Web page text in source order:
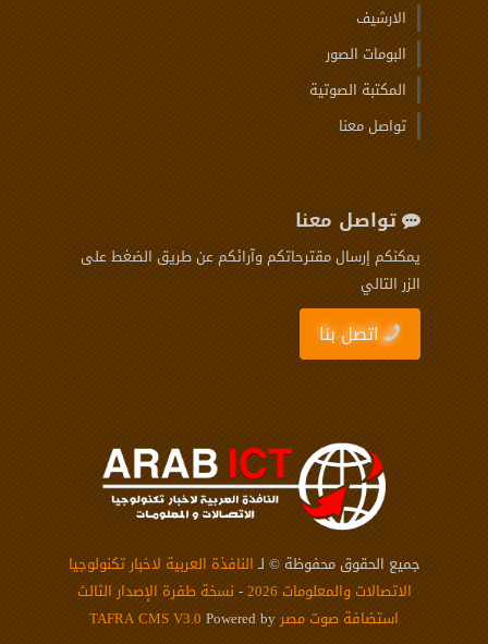
الارشيف
البومات الصور
المكتبة الصوتية
تواصل معنا
تواصل معنا
يمكنكم إرسال مقترحاتكم وآرائكم عن طريق الضغط على
الزر التالي
اتصل بنا
جميع الحقوق محفوظة © لـالنافذة العربية لاخبار تكنولوجيا
الاتصالات والمعلومات 2026
- نسخة طفرة الإصدار الثالث
استضافة صوت مصر
TAFRA CMS V3.0Powered by